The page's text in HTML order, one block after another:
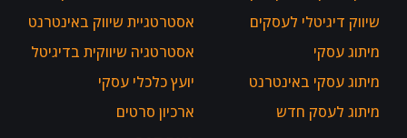
אסטרטגיית שיווק באינטרנט
אסטרטגיה שיווקית בדיגיטל
יועץ כלכלי עסקי
ארכיון סרטים
שיווק דיגיטלי לעסקים
מיתוג עסקי
מיתוג עסקי באינטרנט
מיתוג לעסק חדש